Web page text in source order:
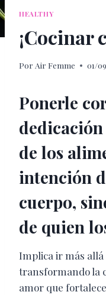
HEALTHY
¡Cocinar
Por Air Femme 01/
Ponerle
de los
intención
cuerpo,
de quien
Implica ir más
transformando la
amor que